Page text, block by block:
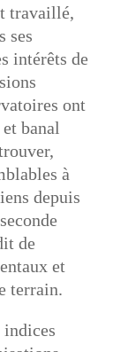
travaillé,
ses
intérêts de
ont
banal
à
depuis
de
et
terrain.